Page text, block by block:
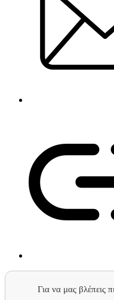
Για να μας βλέπεις